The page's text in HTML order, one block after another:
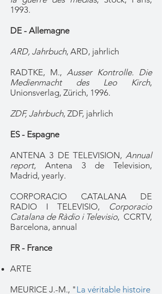
1993.
DE - Allemagne
ARD, Jahrbuch, ARD, jahrlich
RADTKE, M., Ausser Kontrolle. Die
Medienmacht des Leo Kirch,
Unionsverlag, Zürich, 1996.
ZDF, Jahrbuch, ZDF, jahrlich
ES - Espagne
ANTENA 3 DE TELEVISION, Annual
report, Antena 3 de Television,
Madrid, yearly.
CORPORACIO CATALANA DE
RADIO I TELEVISIO, Corporacio
Catalana de Ràdio i Televisio, CCRTV,
Barcelona, annual
FR - France
ARTE
MEURICE J.-M., " La véritable histoire